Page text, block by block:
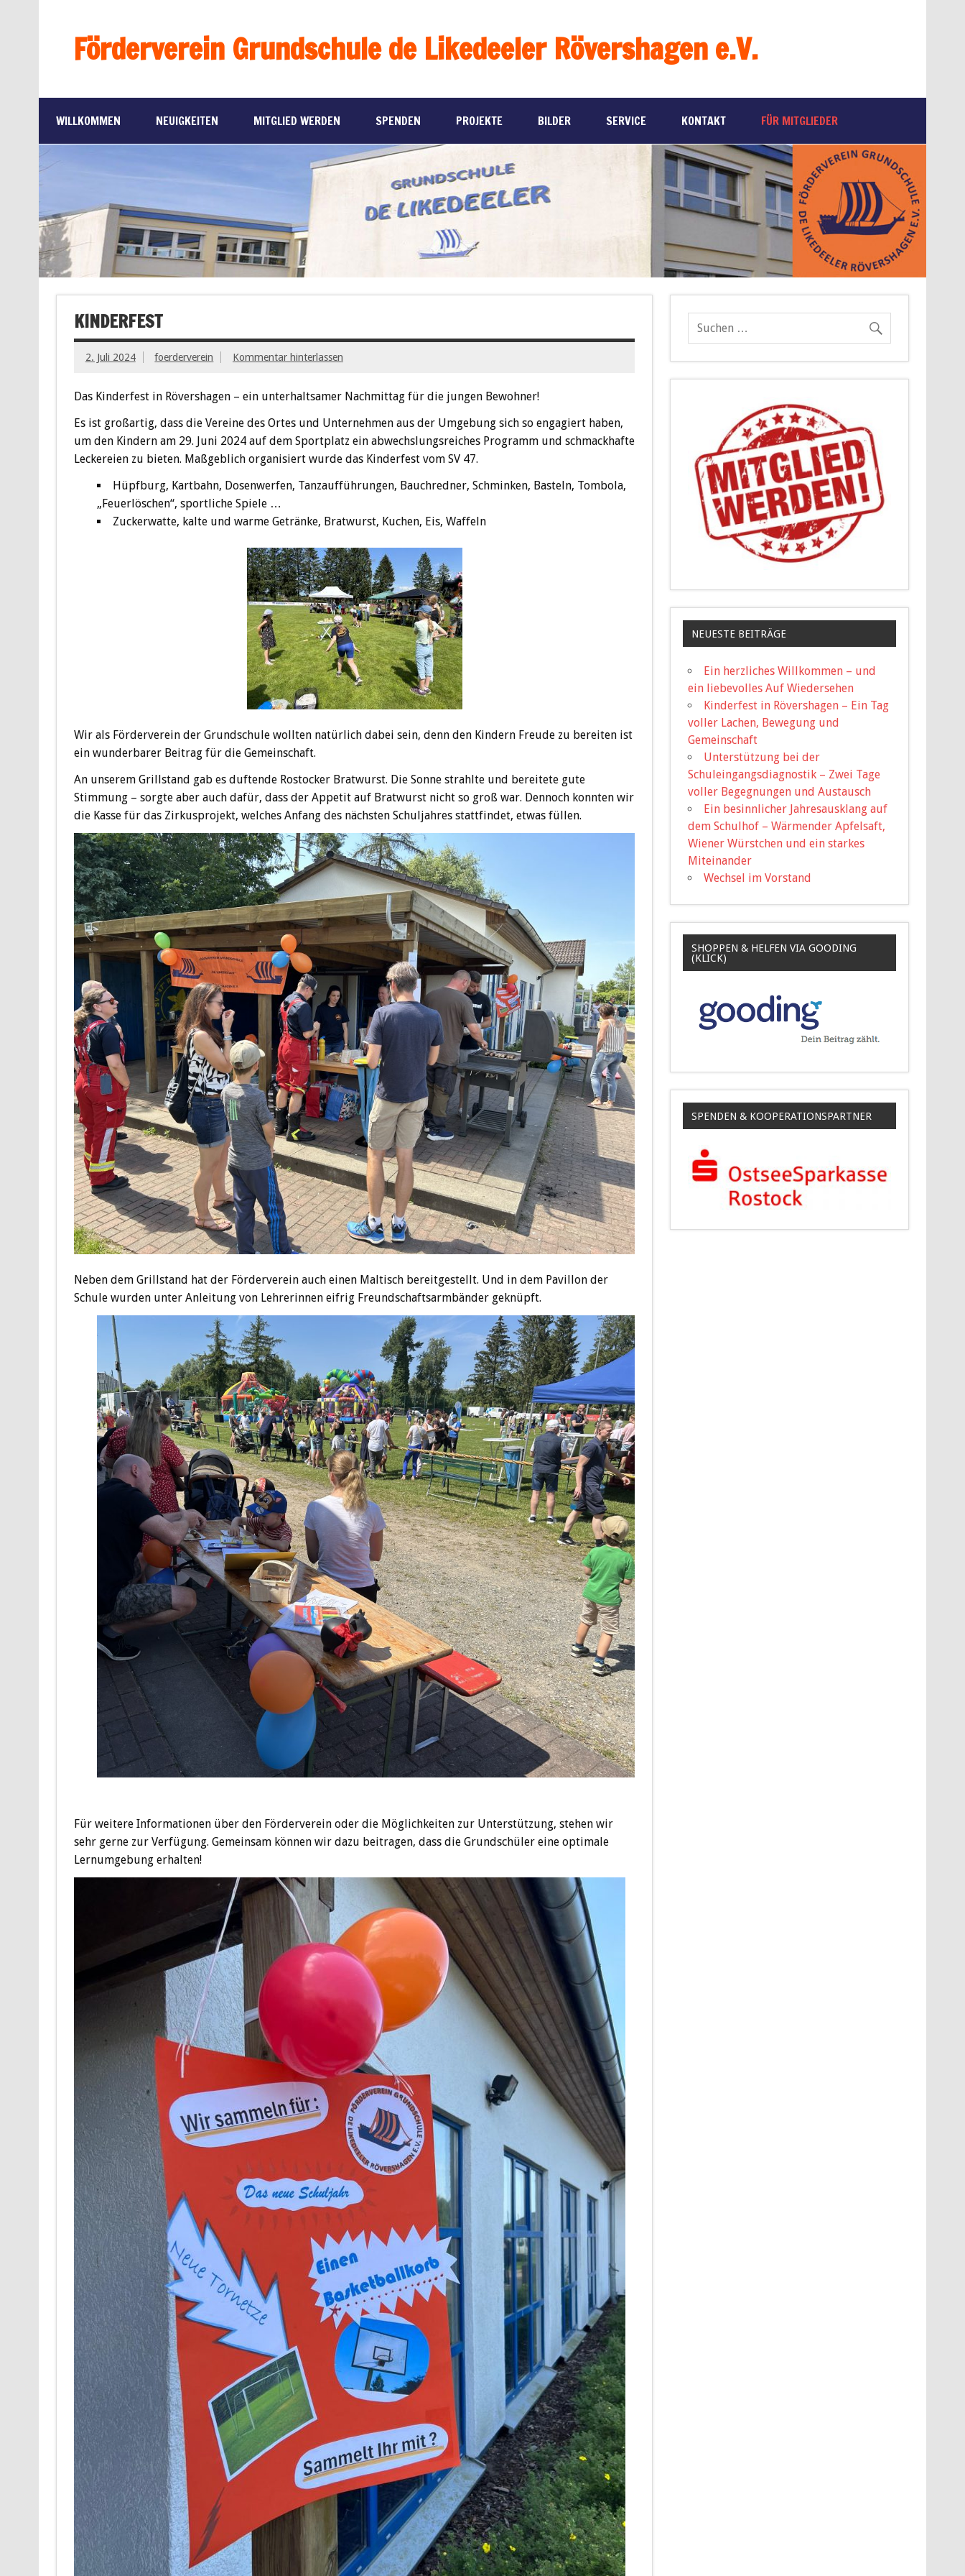
Förderverein Grundschule de Likedeeler Rövershagen e.V.
WILLKOMMEN NEUIGKEITEN MITGLIED WERDEN SPENDEN PROJEKTE BILDER SERVICE KONTAKT FÜR MITGLIEDER
KINDERFEST
2. Juli 2024 foerderverein Kommentar hinterlassen
Das Kinderfest in Rövershagen – ein unterhaltsamer Nachmittag für die jungen Bewohner!
Es ist großartig, dass die Vereine des Ortes und Unternehmen aus der Umgebung sich so engagiert haben,
um den Kindern am 29. Juni 2024 auf dem Sportplatz ein abwechslungsreiches Programm und schmackhafte
Leckereien zu bieten. Maßgeblich organisiert wurde das Kinderfest vom SV 47.
Hüpfburg, Kartbahn, Dosenwerfen, Tanzaufführungen, Bauchredner, Schminken, Basteln, Tombola,
„Feuerlöschen“, sportliche Spiele …
Zuckerwatte, kalte und warme Getränke, Bratwurst, Kuchen, Eis, Waffeln
Wir als Förderverein der Grundschule wollten natürlich dabei sein, denn den Kindern Freude zu bereiten ist
ein wunderbarer Beitrag für die Gemeinschaft.
An unserem Grillstand gab es duftende Rostocker Bratwurst. Die Sonne strahlte und bereitete gute
Stimmung – sorgte aber auch dafür, dass der Appetit auf Bratwurst nicht so groß war. Dennoch konnten wir
die Kasse für das Zirkusprojekt, welches Anfang des nächsten Schuljahres stattfindet, etwas füllen.
Neben dem Grillstand hat der Förderverein auch einen Maltisch bereitgestellt. Und in dem Pavillon der
Schule wurden unter Anleitung von Lehrerinnen eifrig Freundschaftsarmbänder geknüpft.
Für weitere Informationen über den Förderverein oder die Möglichkeiten zur Unterstützung, stehen wir
sehr gerne zur Verfügung. Gemeinsam können wir dazu beitragen, dass die Grundschüler eine optimale
Lernumgebung erhalten!
NEUESTE BEITRÄGE
Ein herzliches Willkommen – und
ein liebevolles Auf Wiedersehen
Kinderfest in Rövershagen – Ein Tag
voller Lachen, Bewegung und
Gemeinschaft
Unterstützung bei der
Schuleingangsdiagnostik – Zwei Tage
voller Begegnungen und Austausch
Ein besinnlicher Jahresausklang auf
dem Schulhof – Wärmender Apfelsaft,
Wiener Würstchen und ein starkes
Miteinander
Wechsel im Vorstand
SHOPPEN & HELFEN VIA GOODING
(KLICK)
SPENDEN & KOOPERATIONSPARTNER